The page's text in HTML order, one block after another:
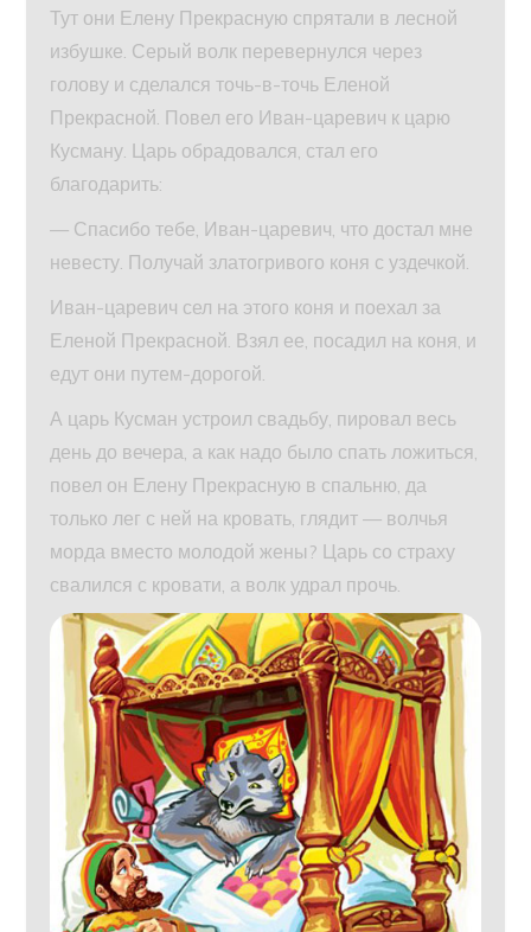
Тут они Елену Прекрасную спрятали в лесной
избушке. Серый волк перевернулся через
голову и сделался точь-в-точь Еленой
Прекрасной. Повел его Иван-царевич к царю
Кусману. Царь обрадовался, стал его
благодарить:
— Спасибо тебе, Иван-царевич, что достал мне
невесту. Получай златогривого коня с уздечкой.
Иван-царевич сел на этого коня и поехал за
Еленой Прекрасной. Взял ее, посадил на коня, и
едут они путем-дорогой.
А царь Кусман устроил свадьбу, пировал весь
день до вечера, а как надо было спать ложиться,
повел он Елену Прекрасную в спальню, да
только лег с ней на кровать, глядит — волчья
морда вместо молодой жены? Царь со страху
свалился с кровати, а волк удрал прочь.